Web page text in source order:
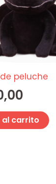
peluche
al carrito